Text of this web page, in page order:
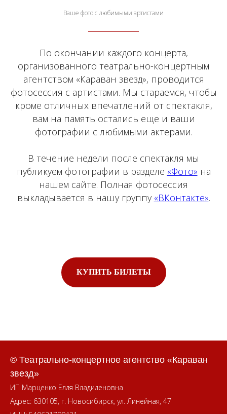
Ваше фото с любимыми артистами
По окончании каждого концерта,
организованного театрально-концертным
агентством «Караван звезд», проводится
фотосессия с артистами. Мы стараемся, чтобы
кроме отличных впечатлений от спектакля,
вам на память остались еще и ваши
фотографии с любимыми актерами.
В течение недели после спектакля мы
публикуем фотографии в разделе «Фото» на
нашем сайте. Полная фотосессия
выкладывается в нашу группу «ВКонтакте».
КУПИТЬ БИЛЕТЫ
© Театрально-концертное агентство «Караван
звезд»
ИП Марценко Елля Владиленовна
Адрес: 630105, г. Новосибирск, ул. Линейная, 47